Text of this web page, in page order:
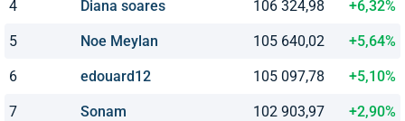
4 Diana soares 106 324,98 +6,32%
5 Noe Meylan 105 640,02 +5,64%
6 edouard12 105 097,78 +5,10%
7 Sonam 102 903,97 +2,90%